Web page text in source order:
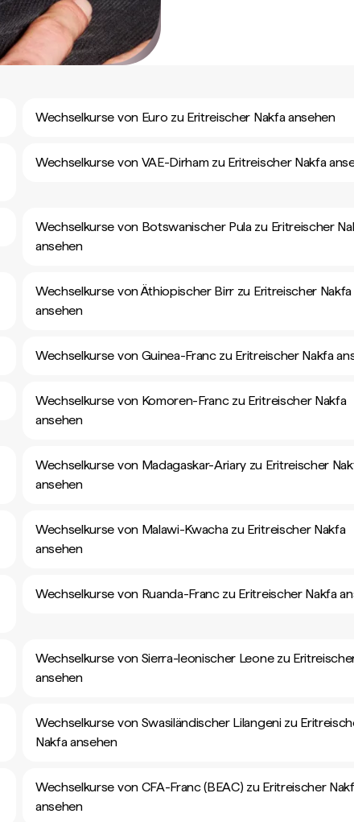
Wechselkurse von Euro zu Eritreischer Nakfa ansehen
Wechselkurse von VAE-Dirham zu Eritreischer Nakfa
Wechselkurse von Botswanischer Pula zu Eritreischer
ansehen
Wechselkurse von Äthiopischer Birr zu Eritreischer Nakfa
ansehen
Wechselkurse von Guinea-Franc zu Eritreischer Nakfa
Wechselkurse von Komoren-Franc zu Eritreischer Nakfa
ansehen
Wechselkurse von Madagaskar-Ariary zu Eritreischer
ansehen
Wechselkurse von Malawi-Kwacha zu Eritreischer Nakfa
ansehen
Wechselkurse von Ruanda-Franc zu Eritreischer Nakfa
Wechselkurse von Sierra-leonischer Leone zu
ansehen
Wechselkurse von Swasiländischer Lilangeni zu
Nakfa ansehen
Wechselkurse von CFA-Franc (BEAC) zu Eritreischer
ansehen